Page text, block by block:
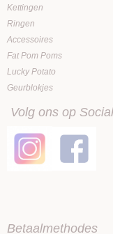
Kettingen
Ringen
Accessoires
Fat Pom Poms
Lucky Potato
Geurblokjes
Volg ons op
Betaalmethodes